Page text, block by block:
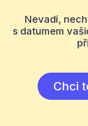
Nevadí,
s datumem
Chci